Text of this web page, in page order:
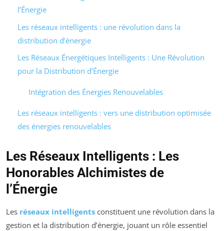
l’Énergie
Les réseaux intelligents : une révolution dans la
distribution d’énergie
Les Réseaux Énergétiques Intelligents : Une Révolution
pour la Distribution d’Énergie
Intégration des Énergies Renouvelables
Les réseaux intelligents : vers une distribution optimisée
des énergies renouvelables
Les Réseaux Intelligents : Les
Honorables Alchimistes de
l’Énergie
Les réseaux intelligents constituent une révolution dans la
gestion et la distribution d’énergie, jouant un rôle essentiel